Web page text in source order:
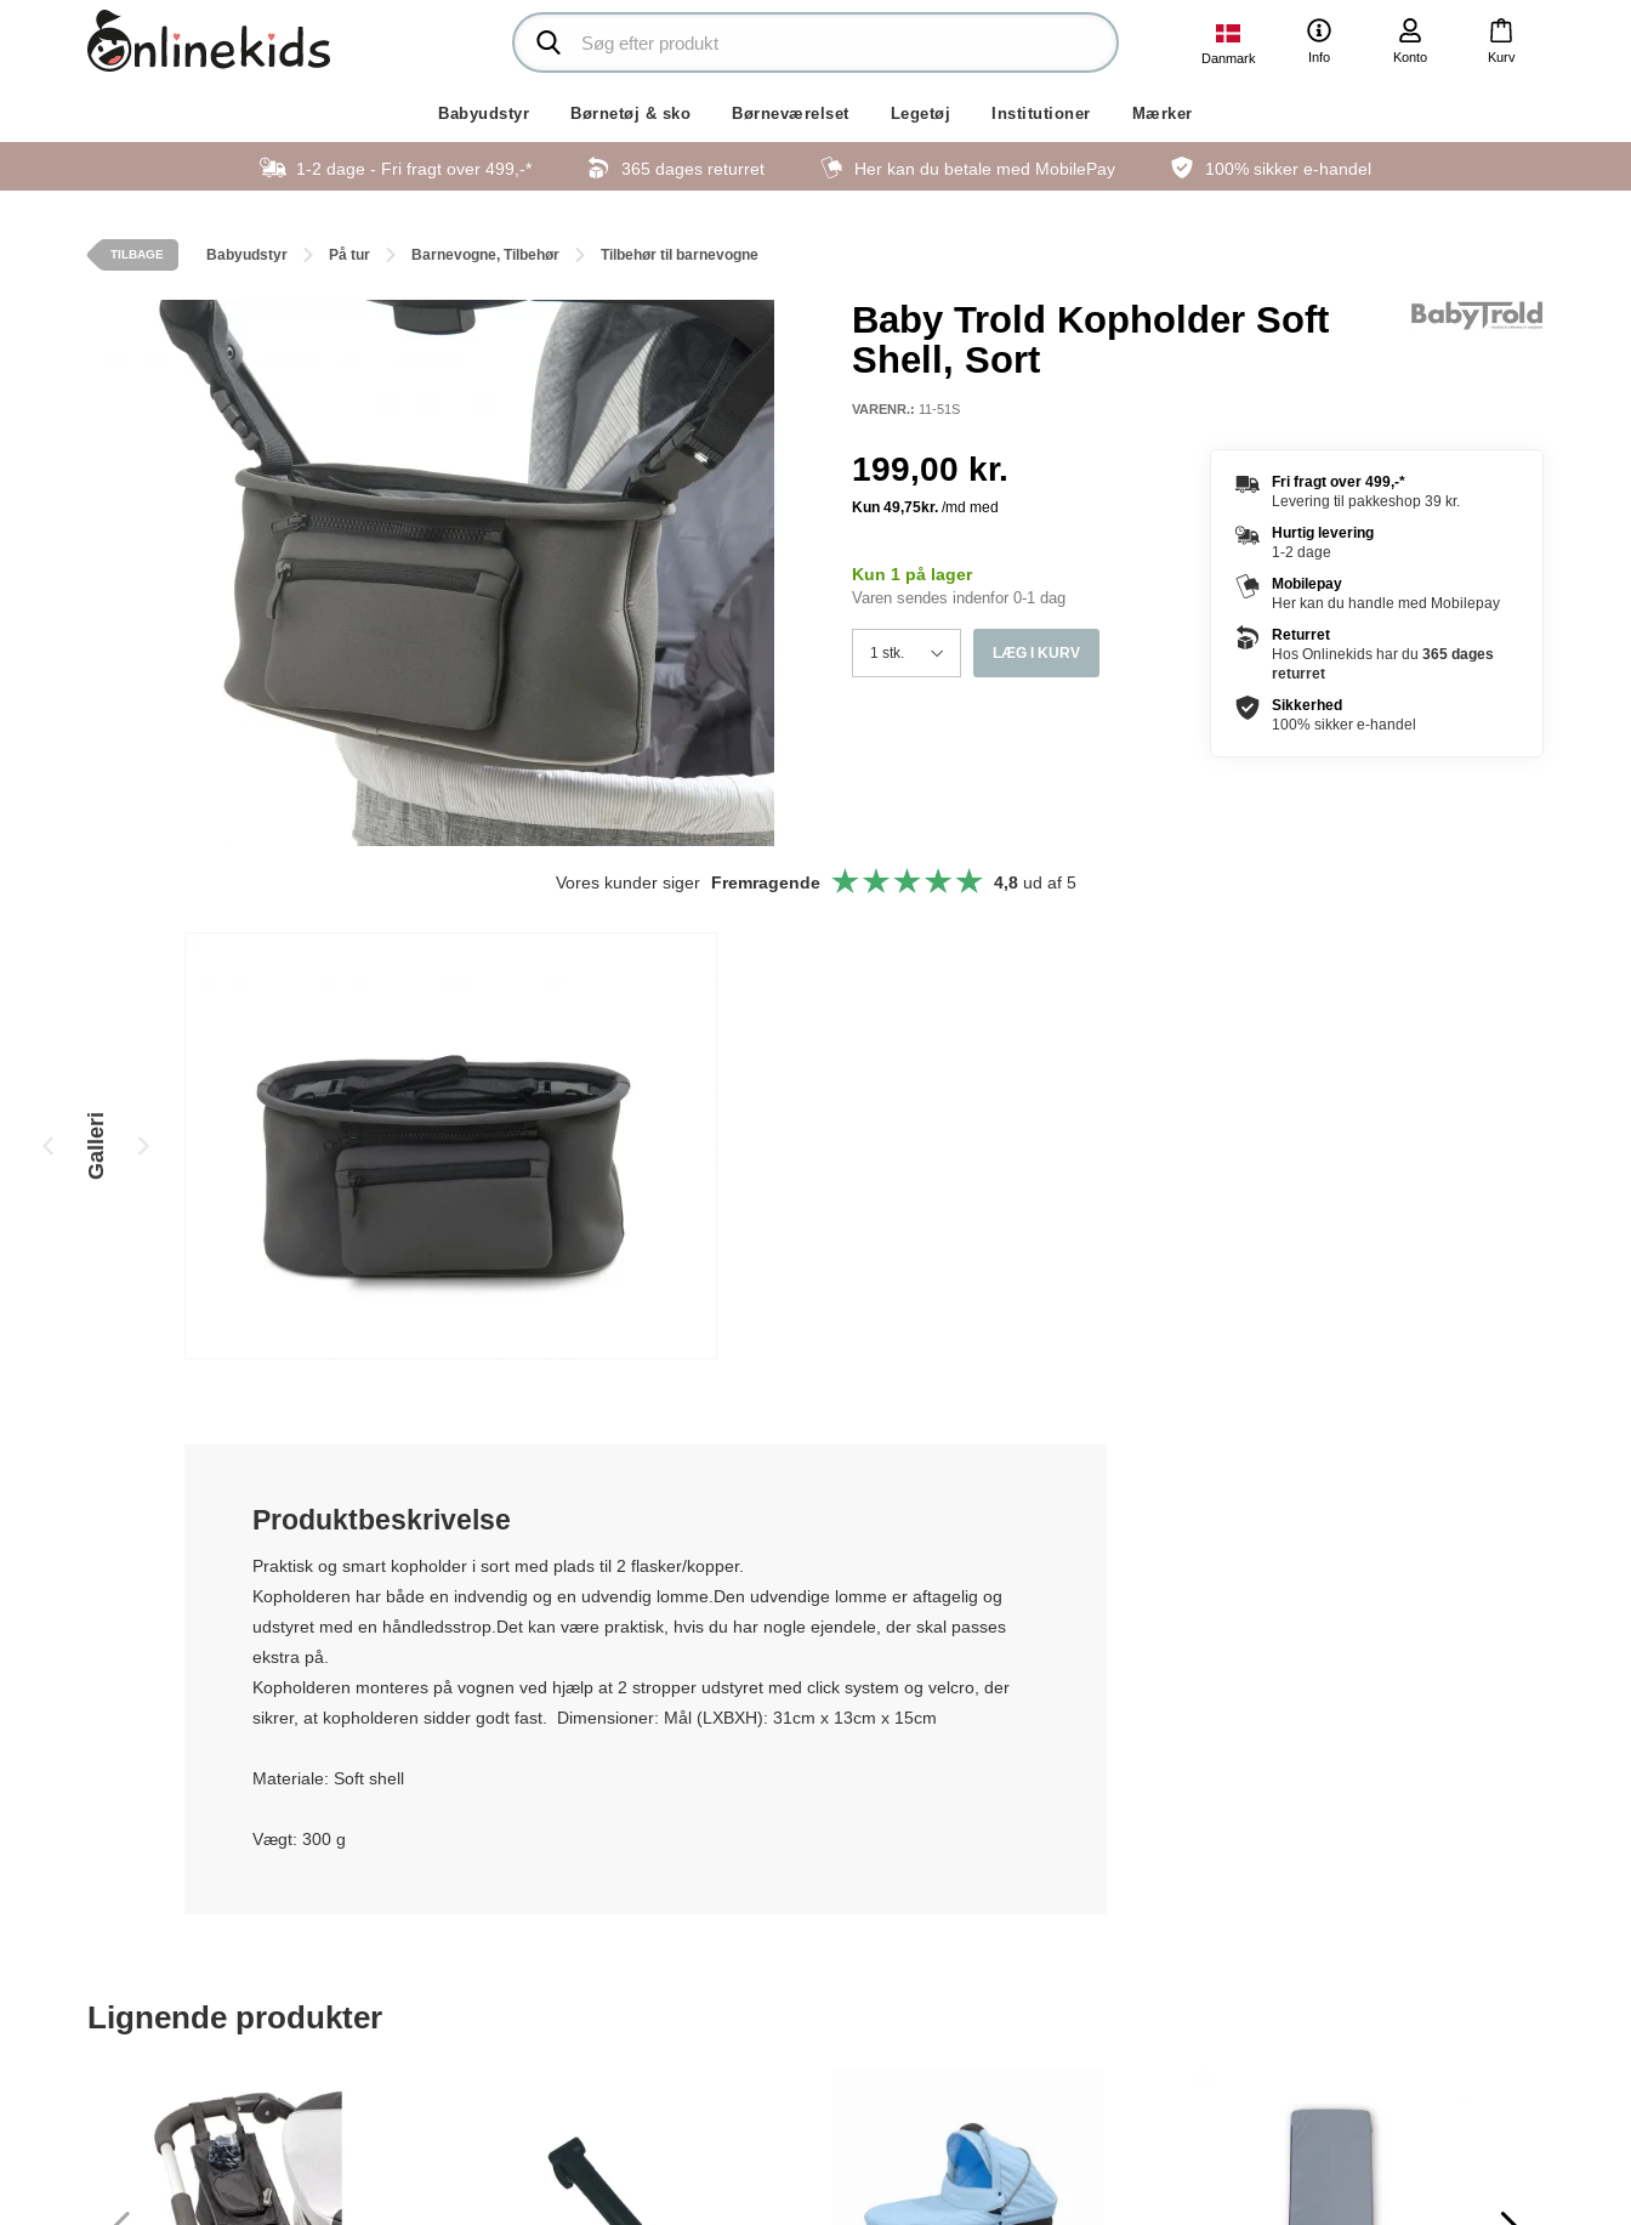
Danmark Info Konto Kurv
Babyudstyr Børnetøj & sko Børneværelset Legetøj Institutioner Mærker
1-2 dage - Fri fragt over 499,-* 365 dages returret Her kan du betale med MobilePay 100% sikker e-handel
TILBAGE Babyudstyr På tur Barnevogne, Tilbehør Tilbehør til barnevogne
Baby Trold Kopholder Soft
Shell, Sort
VARENR.: 11-51S
199,00 kr.
Kun 1 på lager
Varen sendes indenfor 0-1 dag
LÆG I KURV
Fri fragt over 499,-*
Levering til pakkeshop 39 kr.
Hurtig levering
1-2 dage
Mobilepay
Her kan du handle med Mobilepay
Returret
Hos Onlinekids har du 365 dages
returret
Sikkerhed
100% sikker e-handel
Vores kunder siger Fremragende 4,8ud af 5
Galleri
Produktbeskrivelse
Praktisk og smart kopholder i sort med plads til 2 flasker/kopper.
Kopholderen har både en indvendig og en udvendig lomme.Den udvendige lomme er aftagelig og
udstyret med en håndledsstrop.Det kan være praktisk, hvis du har nogle ejendele, der skal passes
ekstra på.
Kopholderen monteres på vognen ved hjælp at 2 stropper udstyret med click system og velcro, der
sikrer, at kopholderen sidder godt fast. Dimensioner: Mål (LXBXH): 31cm x 13cm x 15cm
Materiale: Soft shell
Vægt: 300 g
Lignende produkter